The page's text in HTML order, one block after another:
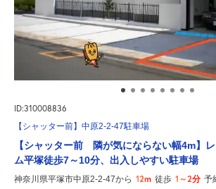
ID:310008836
【シャッター前】中原2-2-47駐車場
【シャッター前 隣が気にならない幅4m】
ム平塚徒歩7～10分、出入しやすい駐車場
神奈川県平塚市中原2-2-47から 12m 徒歩 1～2分 予